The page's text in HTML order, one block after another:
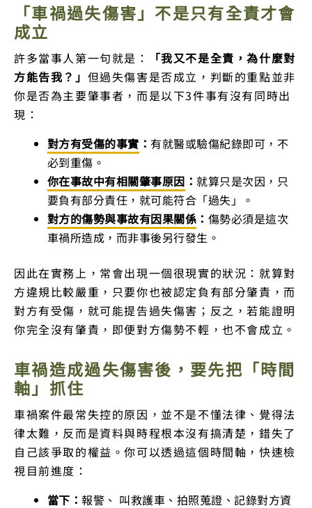
「車禍過失傷害」不是只有全責才會
成立
許多當事人第一句就是：
「我又不是全責，為什麼對
方能告我？」 但過失傷害是否成立，判斷的重點並非
你是否為主要肇事者，而是以下3件事有沒有同時出
現：
對方有受傷的事實 ： 有就醫或驗傷紀錄即可，不
必到重傷。
你在事故中有相關肇事原因 ： 就算只是次因，只
要負有部分責任，就可能符合「過失」。
對方的傷勢與事故有因果關係 ： 傷勢必須是這次
車禍所造成，而非事後另行發生。
因此在實務上，常會出現一個很現實的狀況：就算對
方違規比較嚴重，只要你也被認定負有部分肇責，而
對方有受傷，就可能提告過失傷害；反之，若能證明
你完全沒有肇責，即便對方傷勢不輕，也不會成立。
車禍造成過失傷害後，要先把「時間
軸」抓住
車禍案件最常失控的原因，並不是不懂法律、覺得法
律太難，反而是資料與時程根本沒有搞清楚，錯失了
自己該爭取的權益。你可以透過這個時間軸，快速檢
視目前進度：
當下：報警、 叫救護車、拍照蒐證、記錄對方資